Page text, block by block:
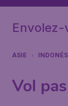
ASIE
Vol